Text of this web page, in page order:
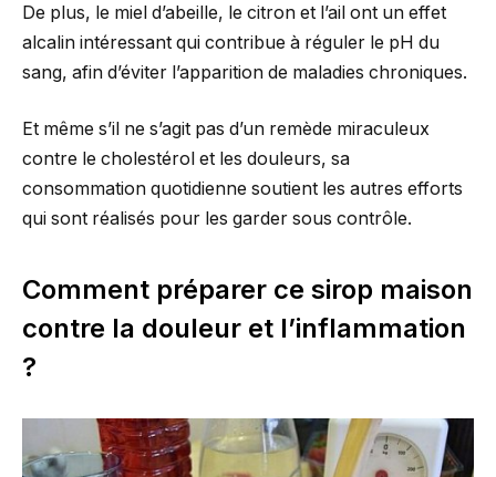
De plus, le miel d’abeille, le citron et l’ail ont un effet
alcalin intéressant qui contribue à réguler le pH du
sang, afin d’éviter l’apparition de maladies chroniques.
Et même s’il ne s’agit pas d’un remède miraculeux
contre le cholestérol et les douleurs, sa
consommation quotidienne soutient les autres efforts
qui sont réalisés pour les garder sous contrôle.
Comment préparer ce sirop maison
contre la douleur et l’inflammation
?